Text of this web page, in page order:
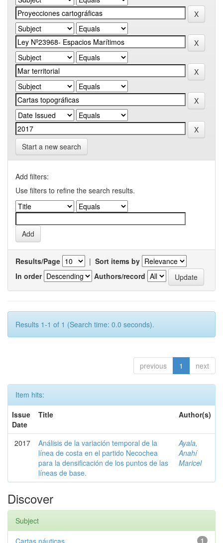
Start a new search
Add filters:
Use filters to refine the search results.
Results/Page | Sort items by
In order
Authors/record
Results 1-1 of 1 (Search time: 0.0 seconds).
previous 1 next
Item hits:
Issue
Date
Title Author(s)
2017
Análisis de la variación temporal de la
línea de costa en el partido Necochea
para la densificación de los puntos de las
líneas de base.
Ayala,
Anahí
Maricel
Discover
Subject
1
Cartas náuticas